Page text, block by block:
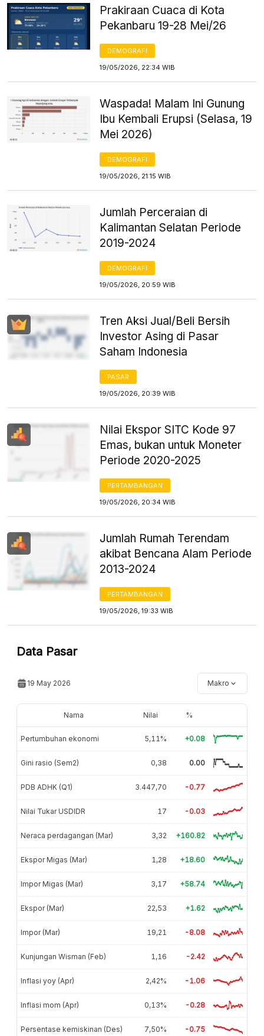
Prakiraan Cuaca di Kota
Pekanbaru 19-28 Mei/26
DEMOGRAFI
19/05/2026, 22:34 WIB
Waspada! Malam Ini Gunung
Ibu Kembali Erupsi (Selasa, 19
Mei 2026)
DEMOGRAFI
19/05/2026, 21:15 WIB
Jumlah Perceraian di
Kalimantan Selatan Periode
2019-2024
DEMOGRAFI
19/05/2026, 20:59 WIB
Tren Aksi Jual/Beli Bersih
Investor Asing di Pasar
Saham Indonesia
PASAR
19/05/2026, 20:39 WIB
Nilai Ekspor SITC Kode 97
Emas, bukan untuk Moneter
Periode 2020-2025
PERTAMBANGAN
19/05/2026, 20:34 WIB
Jumlah Rumah Terendam
akibat Bencana Alam Periode
2013-2024
PERTAMBANGAN
19/05/2026, 19:33 WIB
Data Pasar
19 May 2026 Makro
Nama Nilai %
Pertumbuhan ekonomi 5,11% +0.08
Gini rasio (Sem2) 0,38 0.00
PDB ADHK (Q1) 3.447,70 -0.77
Nilai Tukar USDIDR 17 -0.03
Neraca perdagangan (Mar) 3,32 +160.82
Ekspor Migas (Mar) 1,28 +18.60
Impor Migas (Mar) 3,17 +58.74
Ekspor (Mar) 22,53 +1.62
Impor (Mar) 19,21 -8.08
Kunjungan Wisman (Feb) 1,16 -2.42
Inflasi yoy (Apr) 2,42% -1.06
Inflasi mom (Apr) 0,13% -0.28
Persentase kemiskinan (Des) 7,50% -0.75